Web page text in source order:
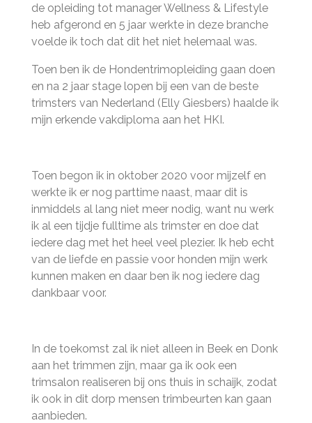
de opleiding tot manager Wellness & Lifestyle
heb afgerond en 5 jaar werkte in deze branche
voelde ik toch dat dit het niet helemaal was.
Toen ben ik de Hondentrimopleiding gaan doen
en na 2 jaar stage lopen bij een van de beste
trimsters van Nederland (Elly Giesbers) haalde ik
mijn erkende vakdiploma aan het HKI.
Toen begon ik in oktober 2020 voor mijzelf en
werkte ik er nog parttime naast, maar dit is
inmiddels al lang niet meer nodig, want nu werk
ik al een tijdje fulltime als trimster en doe dat
iedere dag met het heel veel plezier. Ik heb echt
van de liefde en passie voor honden mijn werk
kunnen maken en daar ben ik nog iedere dag
dankbaar voor.
In de toekomst zal ik niet alleen in Beek en Donk
aan het trimmen zijn, maar ga ik ook een
trimsalon realiseren bij ons thuis in schaijk, zodat
ik ook in dit dorp mensen trimbeurten kan gaan
aanbieden.